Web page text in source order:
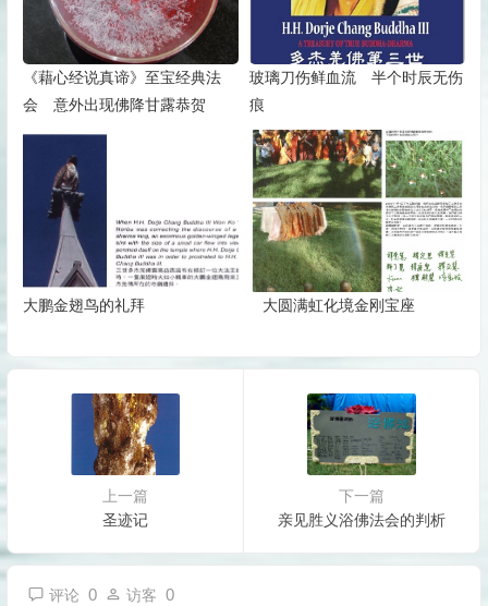
《藉心经说真谛》至宝经典法
会 意外出现佛降甘露恭贺
玻璃刀伤鲜血流 半个时辰无伤
痕
大鹏金翅鸟的礼拜 大圆满虹化境金刚宝座
上一篇
圣迹记
下一篇
亲见胜义浴佛法会的判析
评论 0 访客 0